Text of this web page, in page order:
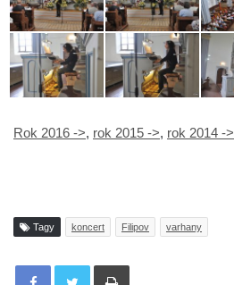
Rok 2016 ->, rok 2015 ->, rok 2014 ->
Tagy koncert Filipov varhany
Tisknout